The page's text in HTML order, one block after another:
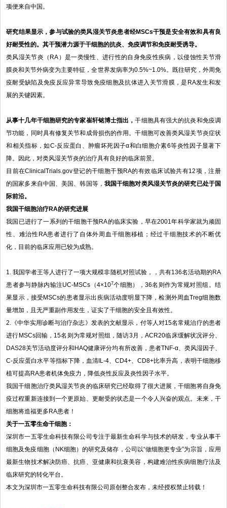
项便来自中国。
研究结果显示，参与试验的类风湿关节炎患者经MSCs干预是安全有效和 具有良
好耐受性的。其干预潜力源于干细胞的抗炎、免疫调节和免疫耐受诱导。
类风湿关节炎（RA）是一类慢性、进行性的自身免疫性疾病，以侵蚀性关节滑
膜炎和关节外病变为主要特征，全世界发病率为0.5%~1.0%。既往研究，外周免
疫耐受缺陷及免疫反应异常导致免疫细胞及抗体进入关节滑膜，是RA发生和发
展的关键因素。
从事十几年干细胞研究的专家崔轩铭博士指出，干细胞具有强大的抗炎和免疫调
节功能，同时具有修复关节和成骨损伤的作用。干细胞可改善类风湿关节炎症状
和相关指标，如C-反应蛋白、肿瘤坏死因子α和白细胞介素6等炎性因子显著下
降。因此，对类风湿关节炎的治疗具有良好的临床前景。
目前在ClinicalTrials.gov登记的干细胞干预RA的有效临床试验共有12项，注册
的国家多来自中国、美国、韩国等， 我国干细胞对类风湿关节炎的研究已处于国
际前沿。
我国干细胞治疗RA的研究进展
我国已进行了一系列的干细胞干预RA的临床实验，早在2001年科学家就为顽固
性、难治性RA患者进行了自体外周血干细胞移植；经过干细胞技术的不断优
化，目前的临床应用已较为成熟。
1. 我国学者王等人进行了一项大规模非随机对照试验，，共有136名活动期的RA
患者参与静脉内输注UC-MSCs（4×107个细胞），36名则作为常规对照组。结
果显示，接受MSCs的患者显示出疾病活动度明显下降，检测外周血Treg细胞数
量增加，且无严重副作用发生，证实了干细胞的安全且有效性。
2.《中华实用诊断与治疗杂志》发表的文献显示，付等人对15名常规治疗的患者
进行MSCs回输，15名则为常规对照组，随访3月，ACR20临床缓解状况评分、
DAS28关节活动度评分和HAQ健康评分均有所改善，患者TNF-α、类风湿因子、
C-反应蛋白水平等指标下降，血清IL-4、CD4+、CD8+比率升高，表明干细胞移
植可提高RA患者机体免疫力，降低炎性反应及炎性因子水平。
我国干细胞治疗类风湿关节炎的临床研究已经取得了很大进展，干细胞将自身免
疫过程重新连接到一个更原始、更耐受的状态是一个令人兴奋的观点。未来，干
细胞将造福更多RA患者！
关于一五零生命干细胞：
深圳市一五零生命科技有限公司专注于最新生命科学与技术的研发，专业从事干
细胞及免疫细胞（NK细胞）的研究及储存，公司以“做细胞更专业”为宗旨，应用
最新生物技术解决防癌、抗癌、亚健康和抗衰美容，构建难治性疾病细胞疗法及
临床研究的转化平台。
本文为深圳市一五零生命科技有限公司原创整合发布，未经授权禁止转载！